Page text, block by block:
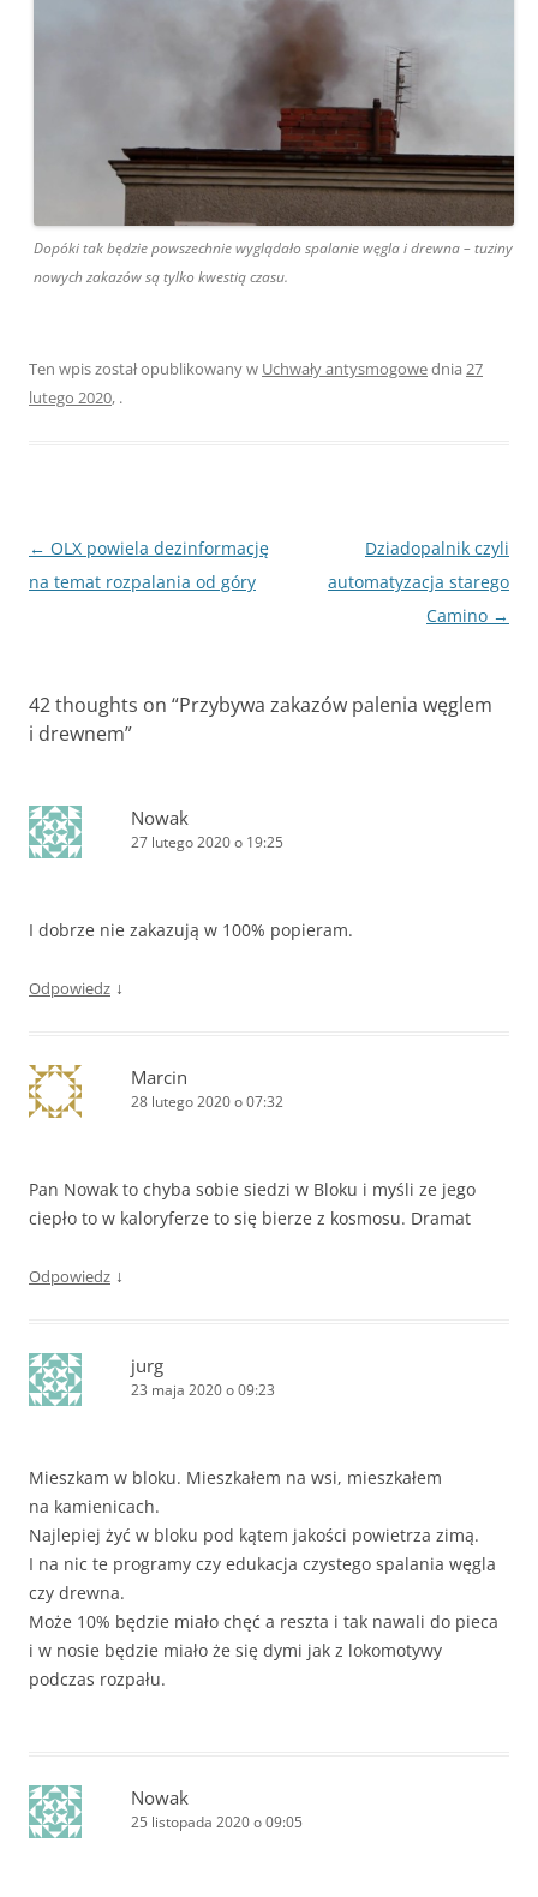
Dopóki tak będzie powszechnie wyglądało spalanie węgla i drewna – tuziny
nowych zakazów są tylko kwestią czasu.
Ten wpis został opublikowany w Uchwały antysmogowednia 27
lutego 2020, .
Zobacz
wpisy
← OLX powiela dezinformację
na temat rozpalania od góry
Dziadopalnik czyli
automatyzacja starego
Camino →
42 thoughts on “Przybywa zakazów palenia węglem
i drewnem”
Nowak
27 lutego 2020 o 19:25
I dobrze nie zakazują w 100% popieram.
Odpowiedz ↓
Marcin
28 lutego 2020 o 07:32
Pan Nowak to chyba sobie siedzi w Bloku i myśli ze jego
ciepło to w kaloryferze to się bierze z kosmosu. Dramat
Odpowiedz ↓
jurg
23 maja 2020 o 09:23
Mieszkam w bloku. Mieszkałem na wsi, mieszkałem
na kamienicach.
Najlepiej żyć w bloku pod kątem jakości powietrza zimą.
I na nic te programy czy edukacja czystego spalania węgla
czy drewna.
Może 10% będzie miało chęć a reszta i tak nawali do pieca
i w nosie będzie miało że się dymi jak z lokomotywy
podczas rozpału.
Nowak
25 listopada 2020 o 09:05